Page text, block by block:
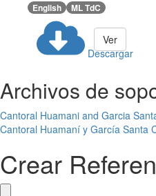
English ML TdC
Descargar
Ver
Archivos de
Cantoral Huamani and Garcia
Cantoral Huamaní y García Santa
Crear